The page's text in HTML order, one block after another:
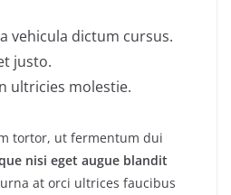
vehicula dictum cursus.
justo.
ultricies molestie.
tortor, ut fermentum dui
nisi eget augue blandit
at orci ultrices faucibus